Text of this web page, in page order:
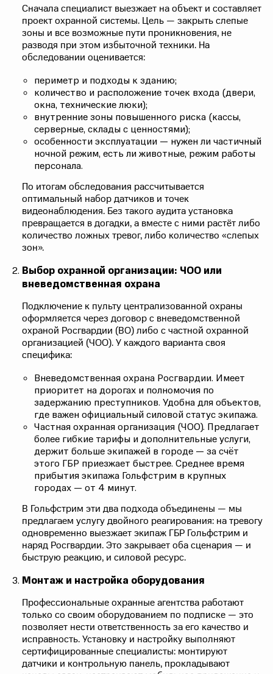
Сначала специалист выезжает на объект и составляет
проект охранной системы. Цель — закрыть слепые
зоны и все возможные пути проникновения, не
разводя при этом избыточной техники. На
обследовании оценивается:
периметр и подходы к зданию;
количество и расположение точек входа (двери,
окна, технические люки);
внутренние зоны повышенного риска (кассы,
серверные, склады с ценностями);
особенности эксплуатации — нужен ли частичный
ночной режим, есть ли животные, режим работы
персонала.
По итогам обследования рассчитывается
оптимальный набор датчиков и точек
видеонаблюдения. Без такого аудита установка
превращается в догадки, а вместе с ними растёт либо
количество ложных тревог, либо количество «слепых
зон».
Выбор охранной организации: ЧОО или
вневедомственная охрана
Подключение к пульту централизованной охраны
оформляется через договор с вневедомственной
охраной Росгвардии (ВО) либо с частной охранной
организацией (ЧОО). У каждого варианта своя
специфика:
Вневедомственная охрана Росгвардии. Имеет
приоритет на дорогах и полномочия по
задержанию преступников. Удобна для объектов,
где важен официальный силовой статус экипажа.
Частная охранная организация (ЧОО). Предлагает
более гибкие тарифы и дополнительные услуги,
держит больше экипажей в городе — за счёт
этого ГБР приезжает быстрее. Среднее время
прибытия экипажа Гольфстрим в крупных
городах — от 4 минут.
В Гольфстрим эти два подхода объединены — мы
предлагаем услугу двойного реагирования: на тревогу
одновременно выезжает экипаж ГБР Гольфстрим и
наряд Росгвардии. Это закрывает оба сценария — и
быструю реакцию, и силовой ресурс.
Монтаж и настройка оборудования
Профессиональные охранные агентства работают
только со своим оборудованием по подписке — это
позволяет нести ответственность за его качество и
исправность. Установку и настройку выполняют
сертифицированные специалисты: монтируют
датчики и контрольную панель, прокладывают